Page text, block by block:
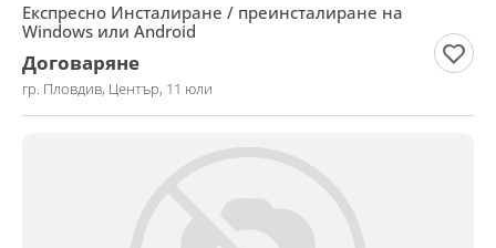
Експресно Инсталиране / преинсталиране на
Windows или Android
Договаряне
гр. Пловдив, Център, 11 юли